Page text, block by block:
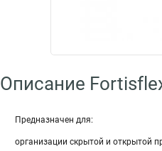
Описание
Предназначен для:
организации скрытой и открытой